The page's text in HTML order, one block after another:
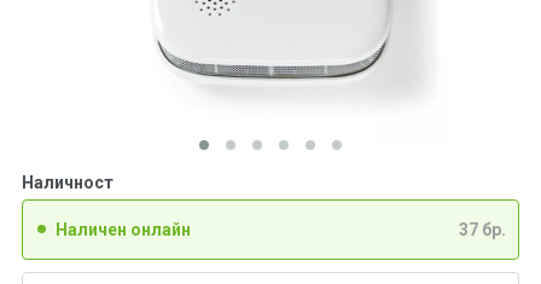
Наличност
Наличен онлайн 37 бр.